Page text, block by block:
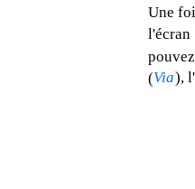
Une
l'écran
(Via),